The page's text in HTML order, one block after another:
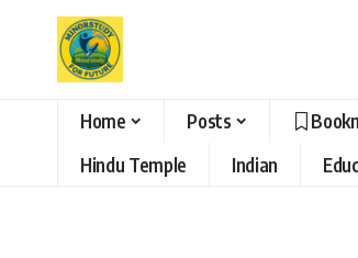
Home Posts
Hindu Temple
Indian